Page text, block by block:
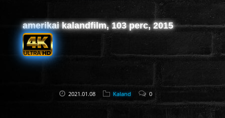
amerikai kalandfilm, 103 perc, 2015
2021.01.08 Kaland 0